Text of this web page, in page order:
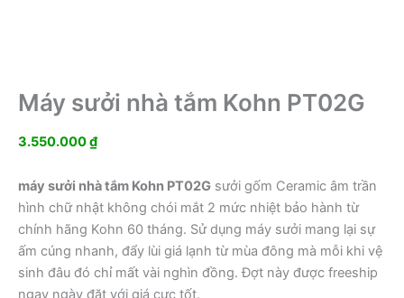
Máy sưởi nhà tắm Kohn PT02G
3.550.000₫
máy sưởi nhà tắm Kohn PT02G sưởi gốm Ceramic âm trần
hình chữ nhật không chói mắt 2 mức nhiệt bảo hành từ
chính hãng Kohn 60 tháng. Sử dụng máy sưởi mang lại sự
ấm cúng nhanh, đẩy lùi giá lạnh từ mùa đông mà mỗi khi vệ
sinh đâu đó chỉ mất vài nghìn đồng. Đợt này được freeship